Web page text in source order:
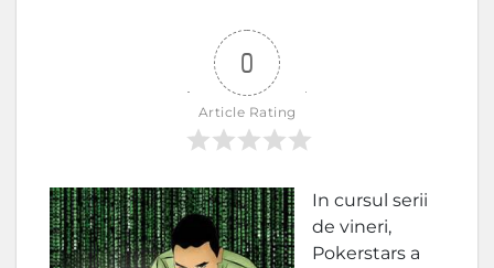
0
Article Rating
In cursul serii
de vineri,
Pokerstars a